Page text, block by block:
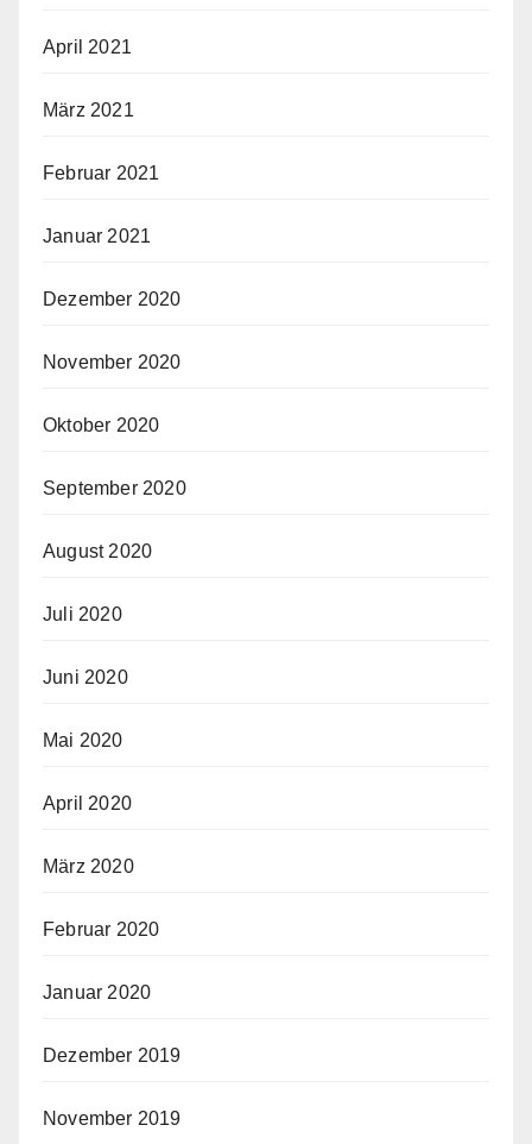
April 2021
März 2021
Februar 2021
Januar 2021
Dezember 2020
November 2020
Oktober 2020
September 2020
August 2020
Juli 2020
Juni 2020
Mai 2020
April 2020
März 2020
Februar 2020
Januar 2020
Dezember 2019
November 2019